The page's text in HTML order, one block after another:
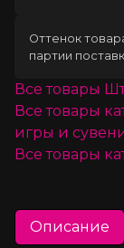
Оттенок
партии
Все товары
Все товары
игры и
Все товары
Описание